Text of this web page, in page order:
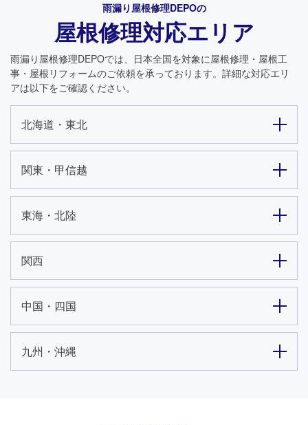
雨漏り屋根修理DEPOの
屋根修理対応エリア
雨漏り屋根修理DEPOでは、日本全国を対象に屋根修理・屋根工
事・屋根リフォームのご依頼を承っております。詳細な対応エリ
アは以下をご確認ください。
北海道・東北
関東・甲信越
東海・北陸
関西
中国・四国
九州・沖縄